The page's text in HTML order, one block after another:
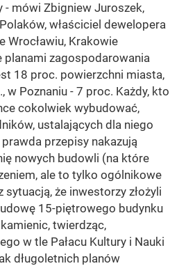
- mówi Zbigniew Juroszek,
właściciel dewelopera
Wrocławiu, Krakowie
planami zagospodarowania
18 proc. powierzchni miasta,
w Poznaniu - 7 proc. Każdy, kto
cokolwiek wybudować,
ustalających dla niego
przepisy nakazują
nowych budowli (na które
ale to tylko ogólnikowe
sytuacją, że inwestorzy złożyli
15-piętrowego budynku
twierdząc,
w tle Pałacu Kultury i Nauki
długoletnich planów